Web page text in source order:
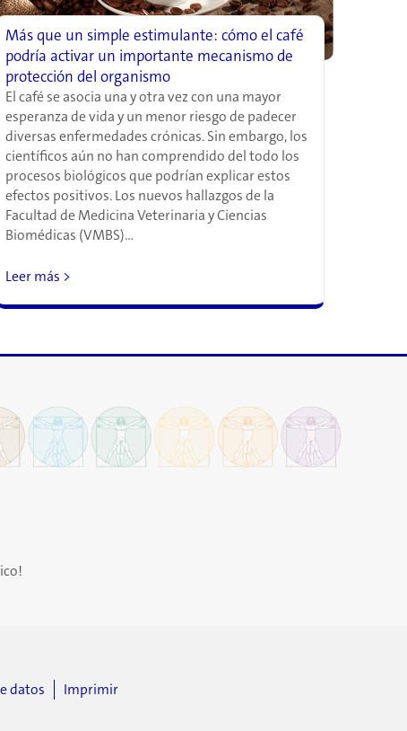
Más que un simple estimulante: cómo el café
podría activar un importante mecanismo de
protección del organismo
El café se asocia una y otra vez con una mayor
esperanza de vida y un menor riesgo de padecer
diversas enfermedades crónicas. Sin embargo, los
científicos aún no han comprendido del todo los
procesos biológicos que podrían explicar estos
efectos positivos. Los nuevos hallazgos de la
Facultad de Medicina Veterinaria y Ciencias
Biomédicas (VMBS)…
Leer más >
datos Imprimir